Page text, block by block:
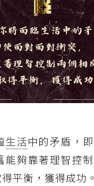
生活中的矛盾，
能夠靠著理智控
平衡，獲得成功。